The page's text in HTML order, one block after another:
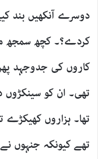
دوسرے آنکھیں بند
کردے؟۔ کچھ سمجھ
کاروں کی جدوجہد
تھی۔ ان کو سینکڑوں
تھا۔ ہزاروں کھیکڑے
تھے کیونکہ جنہوں نے